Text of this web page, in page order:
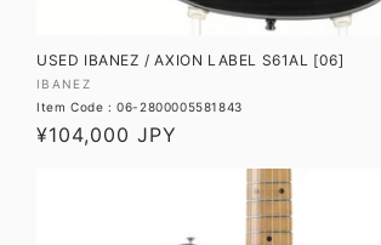
USED IBANEZ / AXION LABEL S61AL [06]
販
売
元:
IBANEZ
Item Code : 06-2800005581843
通
¥104,000 JPY